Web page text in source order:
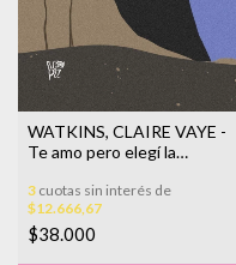
WATKINS, CLAIRE VAYE -
Te amo pero elegí la
3 cuotas sin interés de
$12.666,67
$38.000